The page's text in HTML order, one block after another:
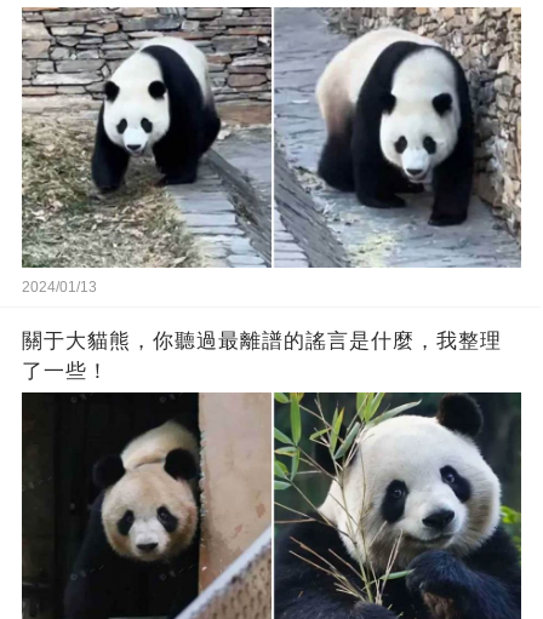
2024/01/13
關于大貓熊，你聽過最離譜的謠言是什麼，我整理
了一些！